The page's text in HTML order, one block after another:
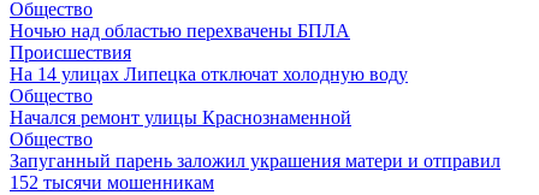
Общество
Ночью над областью перехвачены БПЛА
Происшествия
На 14 улицах Липецка отключат холодную воду
Общество
Начался ремонт улицы Краснознаменной
Общество
Запуганный парень заложил украшения матери и отправил
152 тысячи мошенникам